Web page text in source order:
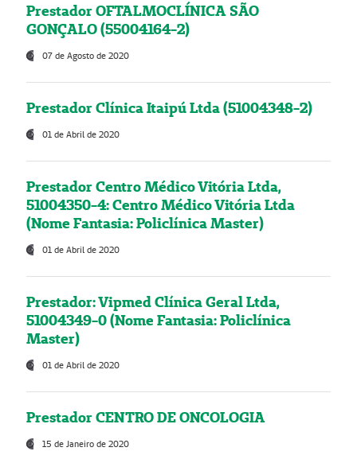
Prestador OFTALMOCLÍNICA SÃO
GONÇALO (55004164-2)
07 de Agosto de 2020
Prestador Clínica Itaipú Ltda (51004348-2)
01 de Abril de 2020
Prestador Centro Médico Vitória Ltda,
51004350-4: Centro Médico Vitória Ltda
(Nome Fantasia: Policlínica Master)
01 de Abril de 2020
Prestador: Vipmed Clínica Geral Ltda,
51004349-0 (Nome Fantasia: Policlínica
Master)
01 de Abril de 2020
Prestador CENTRO DE ONCOLOGIA
15 de Janeiro de 2020